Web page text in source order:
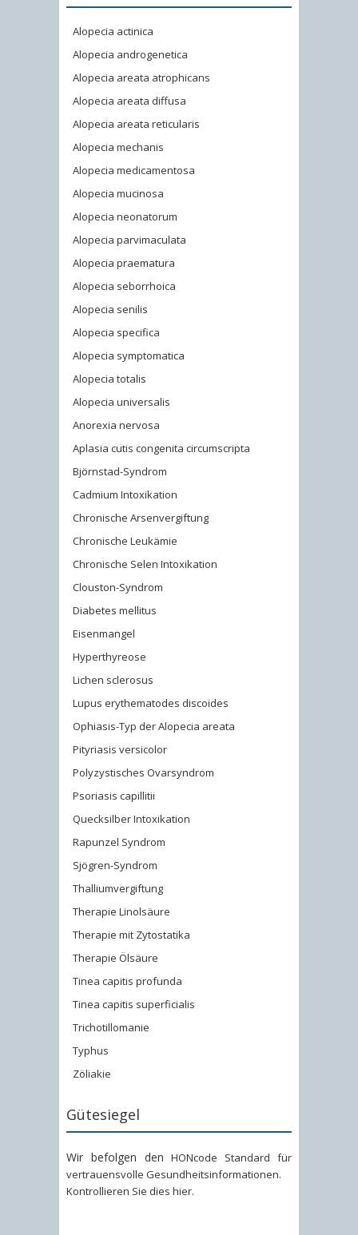
Alopecia actinica
Alopecia androgenetica
Alopecia areata atrophicans
Alopecia areata diffusa
Alopecia areata reticularis
Alopecia mechanis
Alopecia medicamentosa
Alopecia mucinosa
Alopecia neonatorum
Alopecia parvimaculata
Alopecia praematura
Alopecia seborrhoica
Alopecia senilis
Alopecia specifica
Alopecia symptomatica
Alopecia totalis
Alopecia universalis
Anorexia nervosa
Aplasia cutis congenita circumscripta
Björnstad-Syndrom
Cadmium Intoxikation
Chronische Arsenvergiftung
Chronische Leukämie
Chronische Selen Intoxikation
Clouston-Syndrom
Diabetes mellitus
Eisenmangel
Hyperthyreose
Lichen sclerosus
Lupus erythematodes discoides
Ophiasis-Typ der Alopecia areata
Pityriasis versicolor
Polyzystisches Ovarsyndrom
Psoriasis capillitii
Quecksilber Intoxikation
Rapunzel Syndrom
Sjögren-Syndrom
Thalliumvergiftung
Therapie Linolsäure
Therapie mit Zytostatika
Therapie Ölsäure
Tinea capitis profunda
Tinea capitis superficialis
Trichotillomanie
Typhus
Zöliakie
Gütesiegel
Wir befolgen denHONcode Standard für
vertrauensvolle Gesundheitsinformationen.
Kontrollieren Sie dies hier.